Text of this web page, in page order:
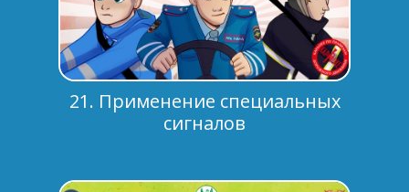
21. Применение специальных
сигналов